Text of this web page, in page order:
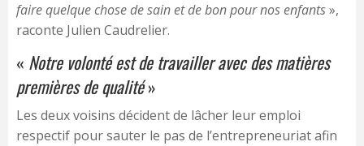
faire quelque chose de sain et de bon pour nos enfants»,
raconte Julien Caudrelier.
« Notre volonté est de travailler avec des matières
premières de qualité»
Les deux voisins décident de lâcher leur emploi
respectif pour sauter le pas de l’entrepreneuriat afin